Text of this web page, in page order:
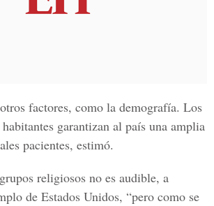
factores, como la demografía. Los
garantizan al país una amplia
pacientes, estimó.
religiosos no es audible, a
de Estados Unidos, “pero como se